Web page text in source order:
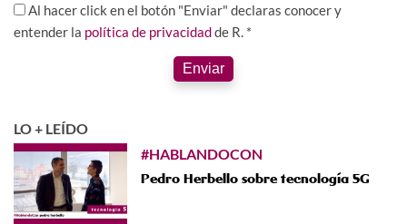
Al hacer click en el botón "Enviar" declaras conocer y
entender la política de privacidadde R. *
Enviar
LO + LEÍDO
#HABLANDOCON
Pedro Herbello sobre tecnología 5G